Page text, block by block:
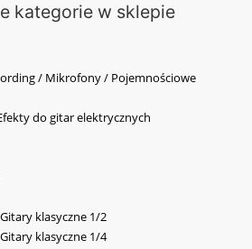
kategorie w sklepie
/ Mikrofony / Pojemnościowe
do gitar elektrycznych
klasyczne 1/2
klasyczne 1/4